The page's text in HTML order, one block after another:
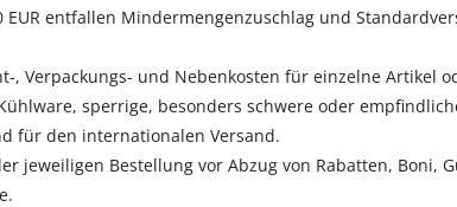
EUR entfallen Mindermengenzuschlag und
, Verpackungs- und Nebenkosten für einzelne Artikel
sperrige, besonders schwere oder
für den internationalen Versand.
jeweiligen Bestellung vor Abzug von Rabatten, Boni,